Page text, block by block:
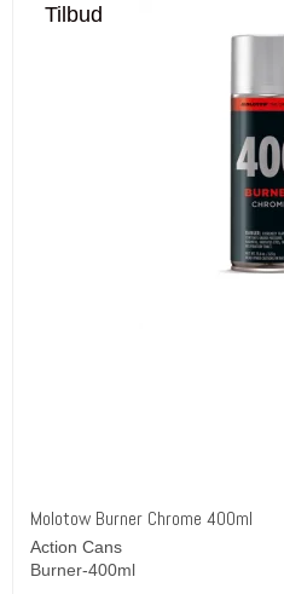
Tilbud
Molotow Burner Chrome 400ml
Action Cans
Burner-400ml